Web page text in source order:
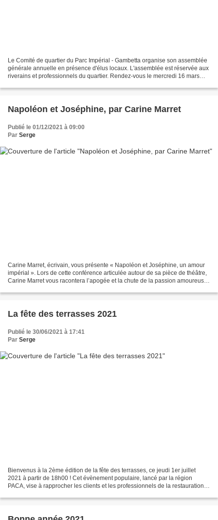
Le Comité de quartier du Parc Impérial - Gambetta organise son assemblée
générale annuelle en présence d'élus locaux. L'assemblée est réservée aux
riverains et professionnels du quartier. Rendez-vous le mercredi 16 mars
Napoléon et Joséphine, par Carine Marret
Publié le 01/12/2021 à 09:00
Par Serge
Carine Marret, écrivain, vous présente « Napoléon et Joséphine, un amour
impérial ». Lors de cette conférence articulée autour de sa pièce de théâtre,
Carine Marret vous racontera l’apogée et la chute de la passion amoureuse
La fête des terrasses 2021
Publié le 30/06/2021 à 17:41
Par Serge
Bienvenus à la 2ème édition de la fête des terrasses, ce jeudi 1er juillet
2021 à partir de 18h00 ! Cet évènement populaire, lancé par la région
PACA, vise à rapprocher les clients et les professionnels de la restauration,